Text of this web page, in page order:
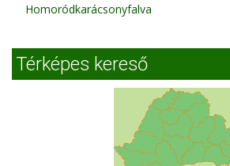
Homoródkarácsonyfalva
Térképes kereső